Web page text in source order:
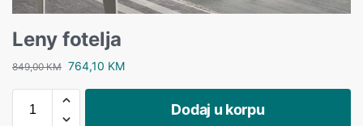
Leny fotelja
849,00KM 764,10 KM
Dodaj u korpu